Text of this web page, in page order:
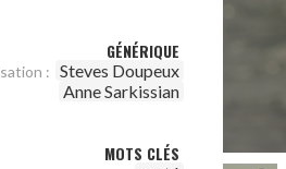
GÉNÉRIQUE
: Steves Doupeux
Anne Sarkissian
MOTS CLÉS